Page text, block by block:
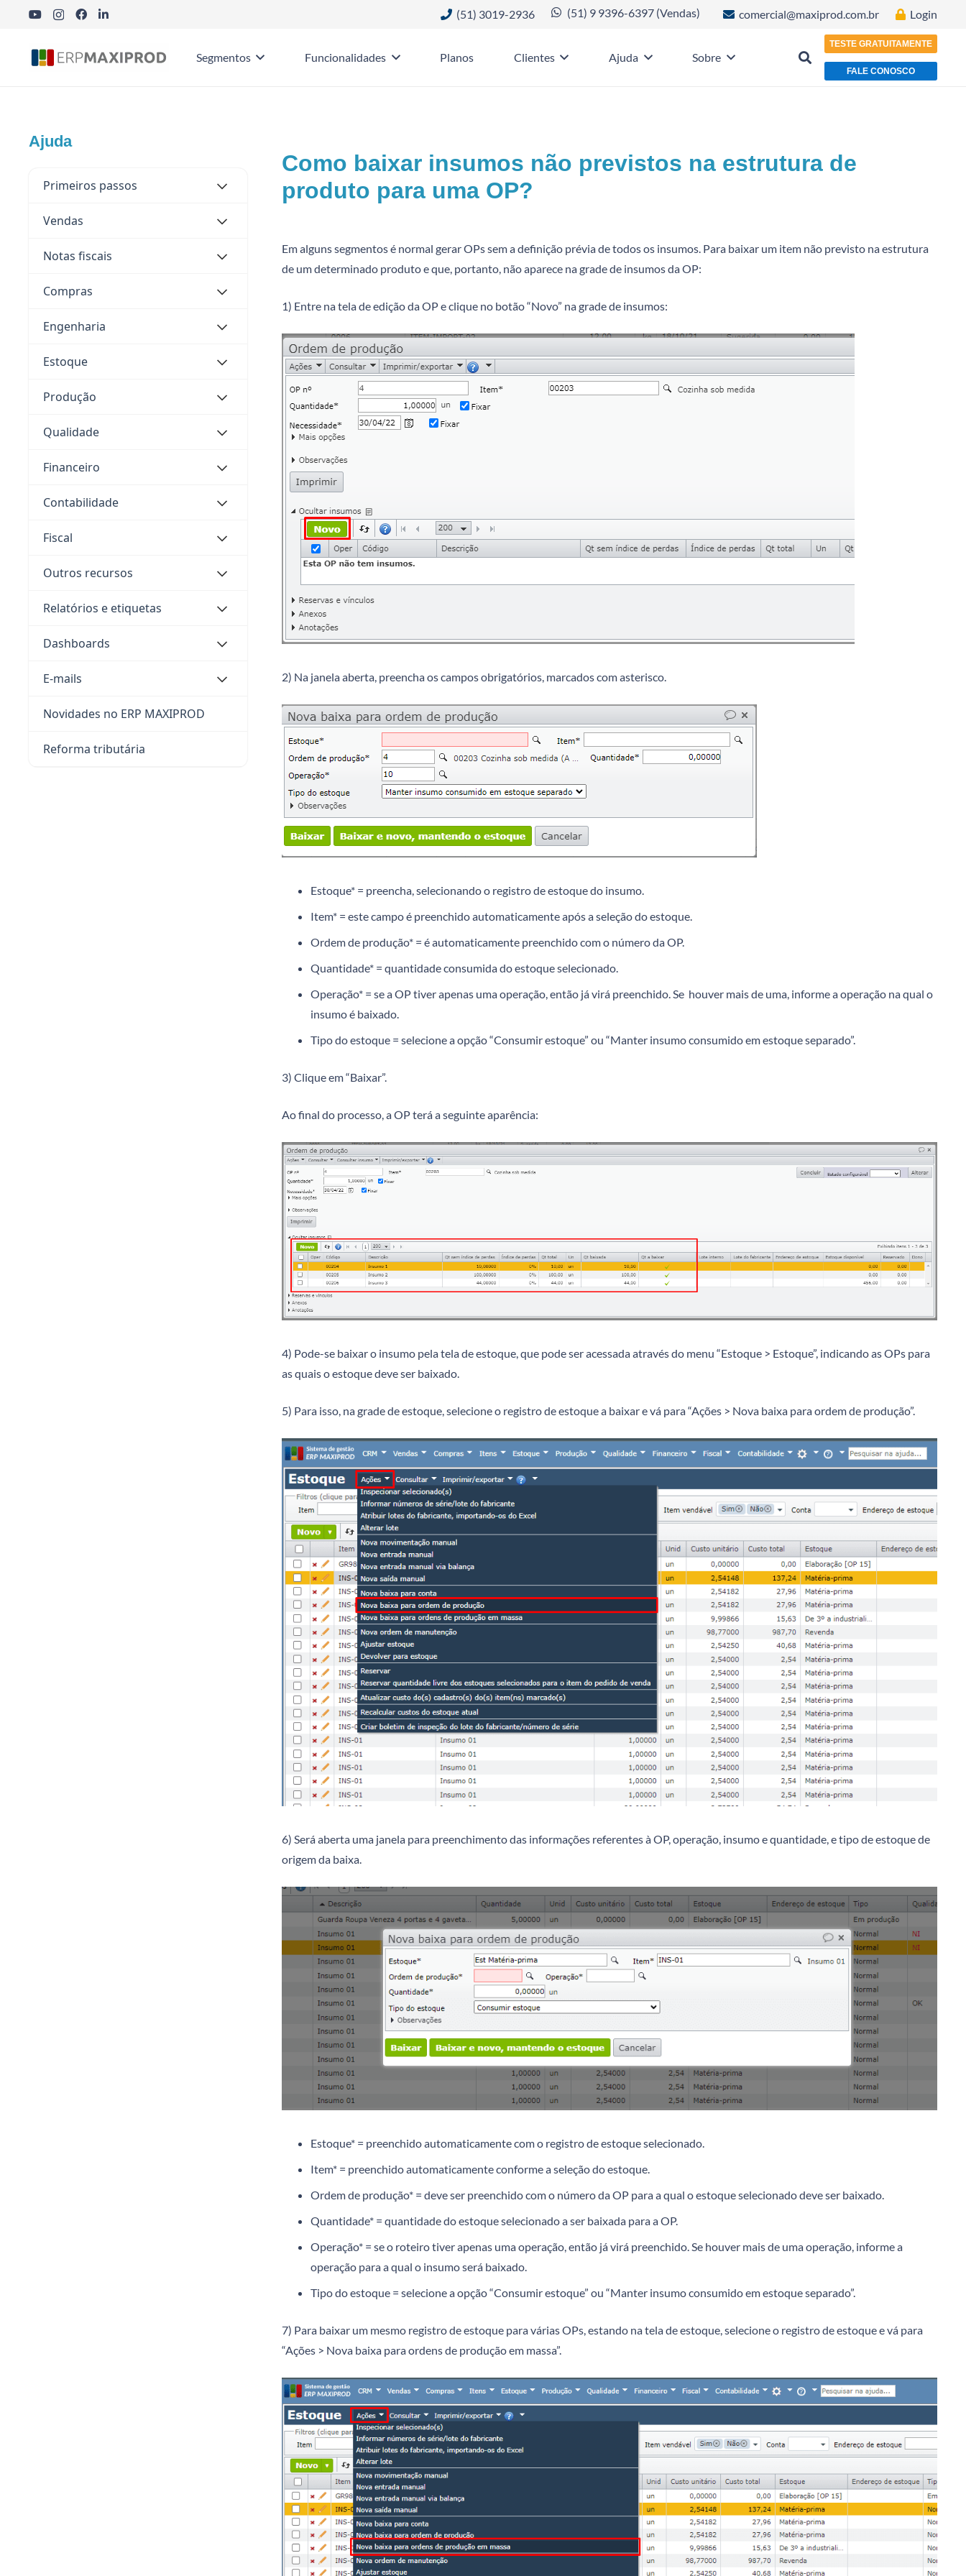
(51) 3019-2936 (51) 9 9396-6397 (Vendas) comercial@maxiprod.com.br Login
Segmentos Funcionalidades Planos Clientes Ajuda Sobre
TESTE GRATUITAMENTE
FALE CONOSCO
Ajuda
Primeiros passos
Vendas
Notas fiscais
Compras
Engenharia
Estoque
Produção
Qualidade
Financeiro
Contabilidade
Fiscal
Outros recursos
Relatórios e etiquetas
Dashboards
E-mails
Novidades no ERP MAXIPROD
Reforma tributária
Como baixar insumos não previstos na estrutura de
produto para uma OP?
Em alguns segmentos é normal gerar OPs sem a definição prévia de todos os insumos. Para baixar um item não previsto na estrutura
de um determinado produto e que, portanto, não aparece na grade de insumos da OP:
1) Entre na tela de edição da OP e clique no botão “Novo” na grade de insumos:
2) Na janela aberta, preencha os campos obrigatórios, marcados com asterisco.
Estoque* = preencha, selecionando o registro de estoque do insumo.
Item* = este campo é preenchido automaticamente após a seleção do estoque.
Ordem de produção* = é automaticamente preenchido com o número da OP.
Quantidade* = quantidade consumida do estoque selecionado.
Operação* = se a OP tiver apenas uma operação, então já virá preenchido. Se houver mais de uma, informe a operação na qual o
insumo é baixado.
Tipo do estoque = selecione a opção “Consumir estoque” ou “Manter insumo consumido em estoque separado”.
3) Clique em “Baixar”.
Ao final do processo, a OP terá a seguinte aparência:
4) Pode-se baixar o insumo pela tela de estoque, que pode ser acessada através do menu “Estoque > Estoque”, indicando as OPs para
as quais o estoque deve ser baixado.
5) Para isso, na grade de estoque, selecione o registro de estoque a baixar e vá para “Ações > Nova baixa para ordem de produção”.
6) Será aberta uma janela para preenchimento das informações referentes à OP, operação, insumo e quantidade, e tipo de estoque de
origem da baixa.
Estoque* = preenchido automaticamente com o registro de estoque selecionado.
Item* = preenchido automaticamente conforme a seleção do estoque.
Ordem de produção* = deve ser preenchido com o número da OP para a qual o estoque selecionado deve ser baixado.
Quantidade* = quantidade do estoque selecionado a ser baixada para a OP.
Operação* = se o roteiro tiver apenas uma operação, então já virá preenchido. Se houver mais de uma operação, informe a
operação para a qual o insumo será baixado.
Tipo do estoque = selecione a opção “Consumir estoque” ou “Manter insumo consumido em estoque separado”.
7) Para baixar um mesmo registro de estoque para várias OPs, estando na tela de estoque, selecione o registro de estoque e vá para
“Ações > Nova baixa para ordens de produção em massa”.